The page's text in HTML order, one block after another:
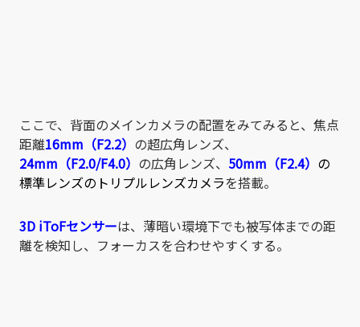
ここで、背面のメインカメラの配置をみてみると、焦点
距離16mm（F2.2） の超広角レンズ、
24mm（F2.0/F4.0） の広角レンズ、 50mm（F2.4） の
標準レンズのトリプルレンズカメラを搭載。
3D iToFセンサーは、薄暗い環境下でも被写体までの距
離を検知し、フォーカスを合わせやすくする。